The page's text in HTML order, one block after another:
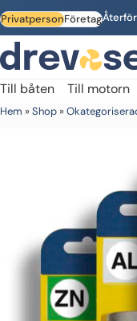
Skip to main content
PrivatpersonFöretag
Till båten
Till motorn
Hem »Shop »